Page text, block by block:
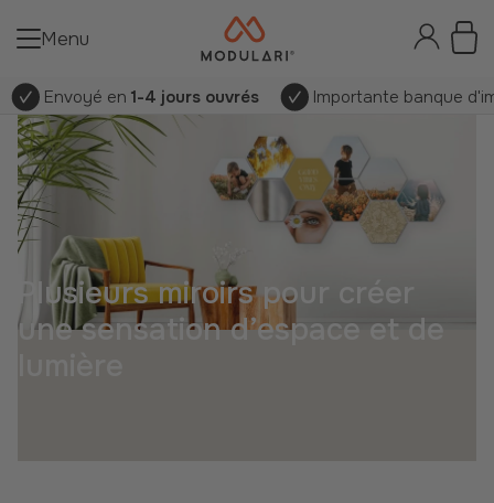
Menu
Envoyé en 1-4 jours ouvrés Importante banque
Plusieurs miroirs pour créer
une sensation d’espace et de